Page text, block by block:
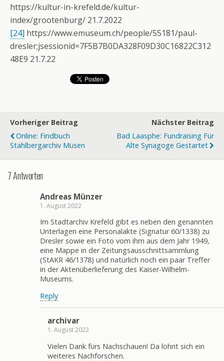
https://kultur-in-krefeld.de/kultur-
index/grootenburg/ 21.7.2022
[24] https://www.emuseum.ch/people/55181/paul-
dresler;jsessionid=7F5B7B0DA328F09D30C16822C312
48E9 21.7.22
Vorheriger Beitrag
Online: Findbuch
Stahlbergarchiv Müsen
Nächster Beitrag
Bad Laasphe: Fundraising Für
Alte Synagoge Gestartet
7 Antworten
Andreas Münzer
1. August 2022
Im Stadtarchiv Krefeld gibt es neben den genannten
Unterlagen eine Personalakte (Signatur 60/1338) zu
Dresler sowie ein Foto vom ihm aus dem Jahr 1949,
eine Mappe in der Zeitungsausschnittsammlung
(StAKR 46/1378) und natürlich noch ein paar Treffer
in der Aktenüberlieferung des Kaiser-Wilhelm-
Museums.
Reply
archivar
1. August 2022
Vielen Dank fürs Nachschauen! Da lohnt sich ein
weiteres Nachforschen.